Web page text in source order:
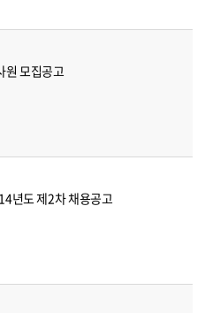
원 모집공고
년도 제2차 채용공고